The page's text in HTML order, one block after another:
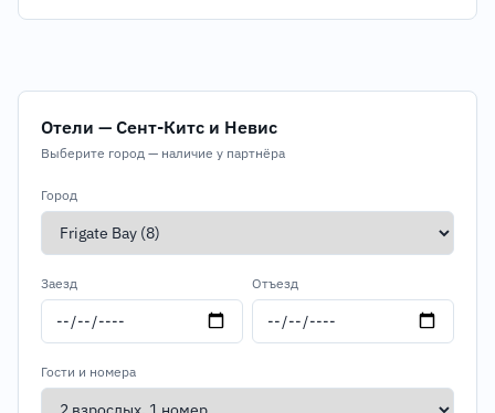
Отели — Сент-Китс и Невис
Выберите город — наличие у партнёра
Город
Заезд Отъезд
Гости и номера